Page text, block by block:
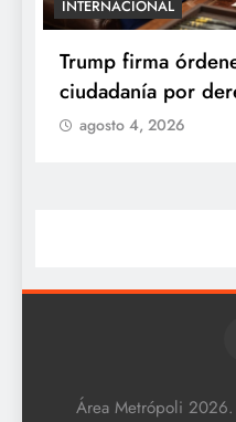
INTERNACIONAL
Trump firma
ciudadanía por
agosto 4, 2026
Área Metrópoli 2026.